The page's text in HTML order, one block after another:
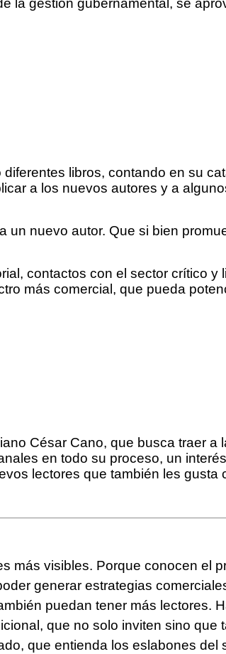
la gestión gubernamental, se
libros, contando en su
a los nuevos autores y a
nuevo autor. Que si bien
contactos con el sector crítico
más comercial, que pueda
César Cano, que busca traer
en todo su proceso, un
lectores que también les gusta
más visibles. Porque conocen el
generar estrategias
puedan tener más lectores.
que no solo inviten sino que
que entienda los eslabones